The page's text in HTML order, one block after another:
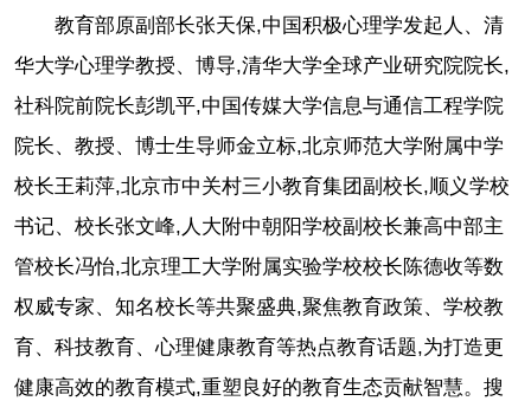
教育部原副部长张天保,中国积极心理学发起人、清
华大学心理学教授、博导,清华大学全球产业研究院院长,
社科院前院长彭凯平,中国传媒大学信息与通信工程学院
院长、教授、博士生导师金立标,北京师范大学附属中学
校长王莉萍,北京市中关村三小教育集团副校长,顺义学校
书记、校长张文峰,人大附中朝阳学校副校长兼高中部主
管校长冯怡,北京理工大学附属实验学校校长陈德收等数
权威专家、知名校长等共聚盛典,聚焦教育政策、学校教
育、科技教育、心理健康教育等热点教育话题,为打造更
健康高效的教育模式,重塑良好的教育生态贡献智慧。搜